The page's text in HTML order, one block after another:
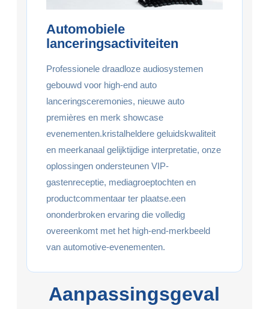
Automobiele
lanceringsactiviteiten
Professionele draadloze audiosystemen
gebouwd voor high-end auto
lanceringsceremonies, nieuwe auto
premières en merk showcase
evenementen.kristalheldere geluidskwaliteit
en meerkanaal gelijktijdige interpretatie, onze
oplossingen ondersteunen VIP-
gastenreceptie, mediagroeptochten en
productcommentaar ter plaatse.een
ononderbroken ervaring die volledig
overeenkomt met het high-end-merkbeeld
van automotive-evenementen.
Aanpassingsgeval